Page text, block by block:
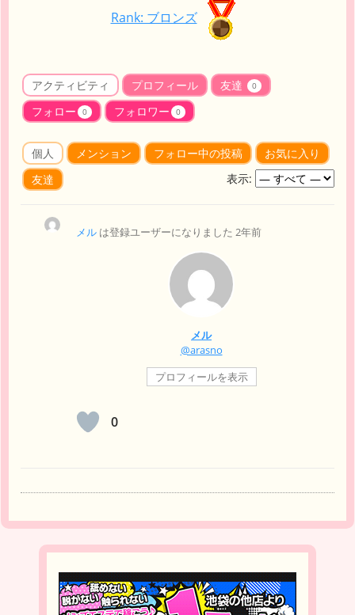
Rank: ブロンズ
アクティビティ プロフィール 友達 0
フォロー 0 フォロワー 0
個人 メンション フォロー中の投稿
お気に入り
友達
表示:
メル は登録ユーザーになりました 2年前
メル
@arasno
プロフィールを表示
0